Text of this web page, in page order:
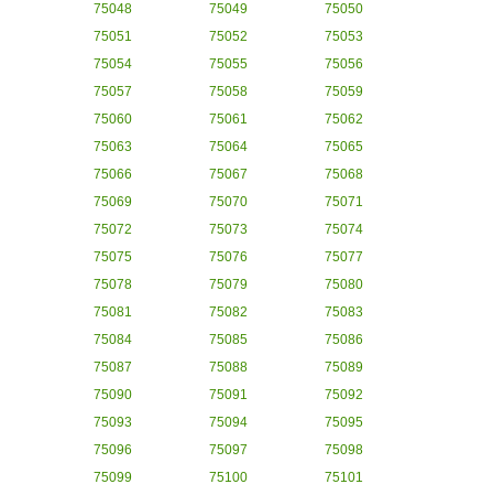
75048
75049
75050
75051
75052
75053
75054
75055
75056
75057
75058
75059
75060
75061
75062
75063
75064
75065
75066
75067
75068
75069
75070
75071
75072
75073
75074
75075
75076
75077
75078
75079
75080
75081
75082
75083
75084
75085
75086
75087
75088
75089
75090
75091
75092
75093
75094
75095
75096
75097
75098
75099
75100
75101